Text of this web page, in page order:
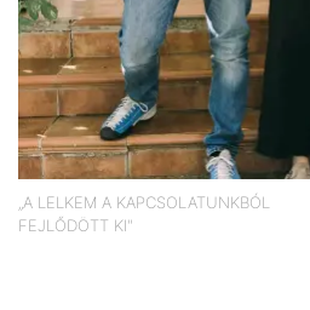
„A LELKEM A KAPCSOLATUNKBÓL
FEJLŐDÖTT KI"